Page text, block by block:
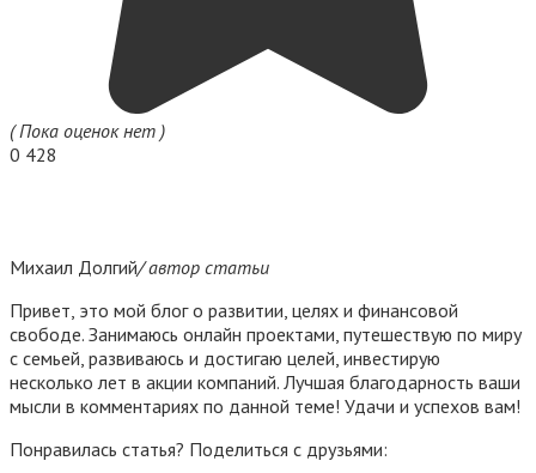
( Пока оценок нет )
0 428
Михаил Долгий/ автор статьи
Привет, это мой блог о развитии, целях и финансовой
свободе. Занимаюсь онлайн проектами, путешествую по миру
с семьей, развиваюсь и достигаю целей, инвестирую
несколько лет в акции компаний. Лучшая благодарность ваши
мысли в комментариях по данной теме! Удачи и успехов вам!
Понравилась статья? Поделиться с друзьями: